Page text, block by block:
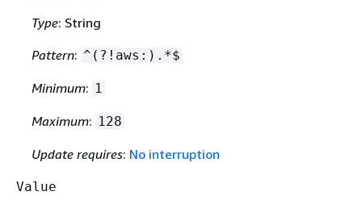
Type: String
Pattern: ^(?!aws:).*$
Minimum: 1
Maximum: 128
Update requires: No interruption
Value